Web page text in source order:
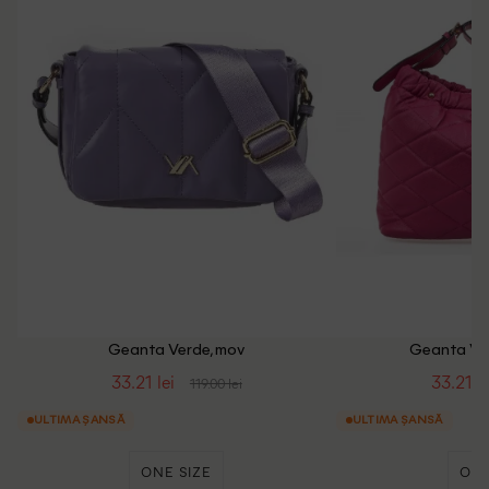
Geanta Verde, mov
33.21 lei 119.00 lei
ULTIMA ȘANSĂ
ONE SIZE
Geanta
33.21
ULTIMA ȘANSĂ